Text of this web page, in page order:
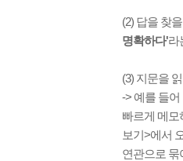
(2) 답을 찾
명확하다'라
(3) 지문을
-> 예를 들
빠르게 메모
보기>에서
연관으로 묶